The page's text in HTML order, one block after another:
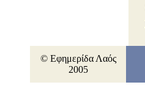
© Εφημερίδα Λαός
2005